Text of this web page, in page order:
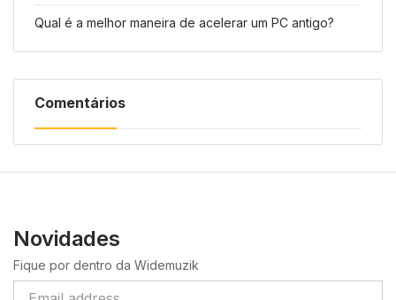
Qual é a melhor maneira de acelerar um PC antigo?
Comentários
Novidades
Fique por dentro da Widemuzik